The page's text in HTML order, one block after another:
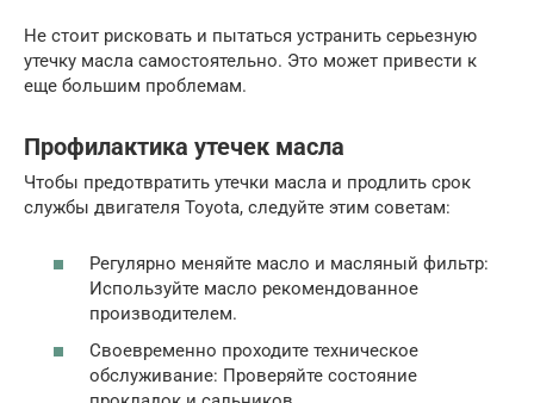
Не стоит рисковать и пытаться устранить серьезную
утечку масла самостоятельно. Это может привести к
еще большим проблемам.
Профилактика утечек масла
Чтобы предотвратить утечки масла и продлить срок
службы двигателя Toyota, следуйте этим советам:
Регулярно меняйте масло и масляный фильтр:
Используйте масло рекомендованное
производителем.
Своевременно проходите техническое
обслуживание: Проверяйте состояние